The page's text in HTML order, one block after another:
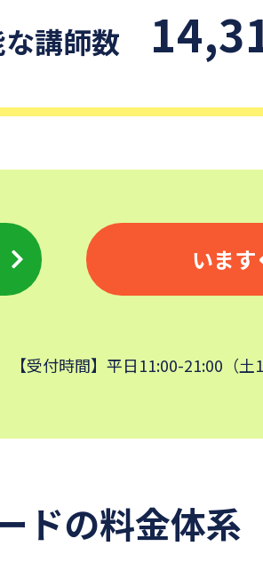
講師数
いま
【受付時間】平日11:00-21:00（土
ドの料金体系